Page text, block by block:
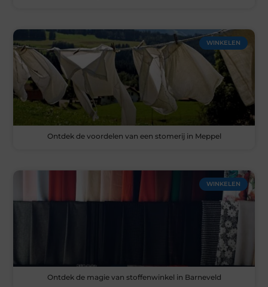
WINKELEN
Ontdek de voordelen van een stomerij in Meppel
WINKELEN
Ontdek de magie van stoffenwinkel in Barneveld